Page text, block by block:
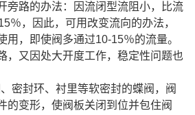
旁路的办法：因流闭型流阻小，比流
％，因此，可用改变流向的办法，
用，即使阀多通过10-15％的流量。
，又因处大开度工作，稳定性问题也
密封环、衬里等软密封的蝶阀，阀
的变形，使阀板关闭到位并包住阀